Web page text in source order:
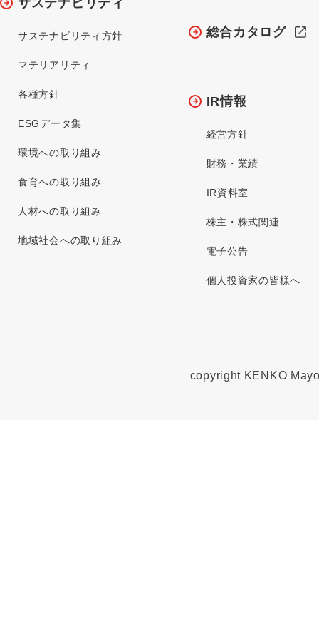
サステナビリティ
サステナビリティ方針
マテリアリティ
各種方針
ESGデータ集
環境への取り組み
食育への取り組み
人材への取り組み
地域社会への取り組み
総合カタログ
IR情報
経営方針
財務・業績
IR資料室
株主・株式関連
電子公告
個人投資家の皆様へ
copyright KENKO